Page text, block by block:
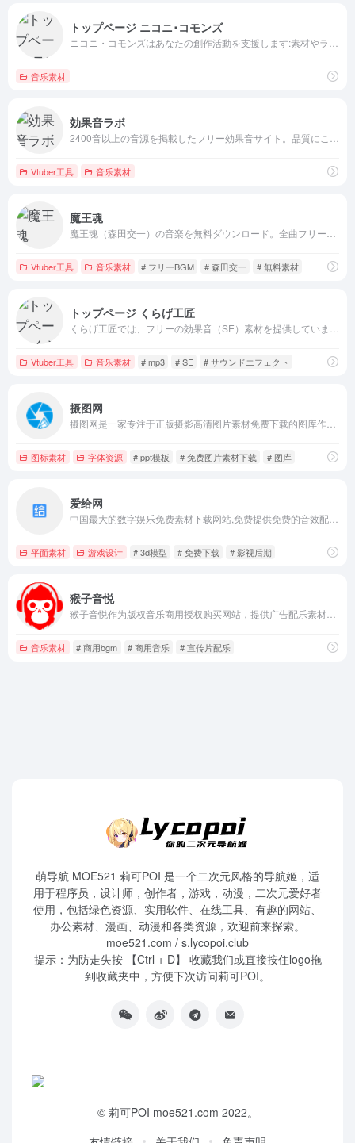
トップページ ニコニ･コモンズ
音乐素材
効果音ラボ
Vtuber工具 音乐素材
魔王魂
Vtuber工具 音乐素材 # フリーBGM # 森田交一 # 無料素材
トップページ くらげ工匠
Vtuber工具 音乐素材 # mp3 # SE # サウンドエフェクト
摄图网
图标素材 字体资源 # ppt模板 # 免费图片素材下载 # 图库
爱给网
平面素材 游戏设计 # 3d模型 # 免费下载 # 影视后期
猴子音悦
音乐素材 # 商用bgm # 商用音乐 # 宣传片配乐
萌导航 MOE521 莉可POI 是一个二次元风格的导航姬，适
用于程序员，设计师，创作者，游戏，动漫，二次元爱好者
使用，包括绿色资源、实用软件、在线工具、有趣的网站、
办公素材、漫画、动漫和各类资源，欢迎前来探索。
moe521.com / s.lycopoi.club
提示：为防走失按 【Ctrl + D】 收藏我们或直接按住logo拖
到收藏夹中，方便下次访问莉可POI。
© 莉可POI moe521.com 2022。